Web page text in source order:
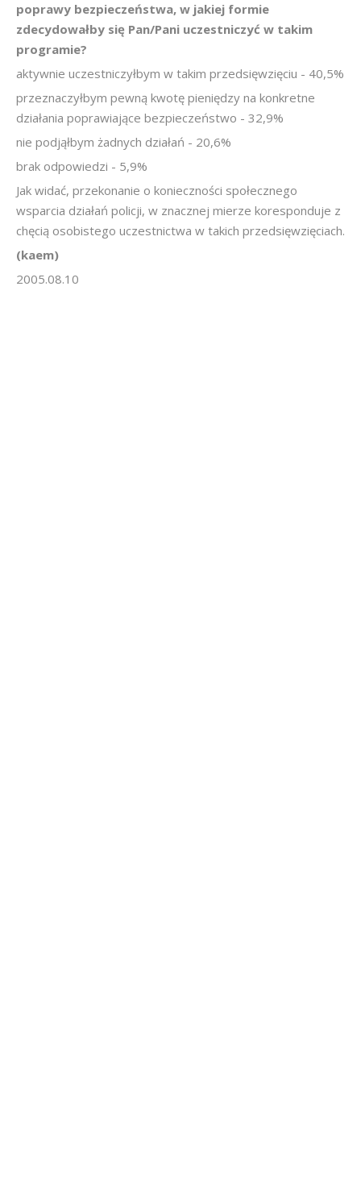
poprawy bezpieczeństwa, w jakiej formie
zdecydowałby się Pan/Pani uczestniczyć w takim
programie?
aktywnie uczestniczyłbym w takim przedsięwzięciu - 40,5%
przeznaczyłbym pewną kwotę pieniędzy na konkretne
działania poprawiające bezpieczeństwo - 32,9%
nie podjąłbym żadnych działań - 20,6%
brak odpowiedzi - 5,9%
Jak widać, przekonanie o konieczności społecznego
wsparcia działań policji, w znacznej mierze koresponduje z
chęcią osobistego uczestnictwa w takich przedsięwzięciach.
(kaem)
2005.08.10